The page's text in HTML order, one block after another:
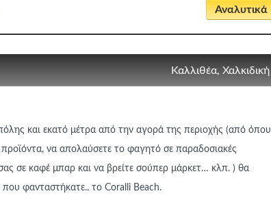
Αναλυτικά
Καλλιθέα, Χαλκιδική
και εκατό μέτρα από την αγορά της περιοχής (από όπου
προϊόντα, να απολαύσετε το φαγητό σε παραδοσιακές
σε καφέ μπαρ και να βρείτε σούπερ μάρκετ… κλπ. ) θα
που φανταστήκατε.. το Coralli Beach.